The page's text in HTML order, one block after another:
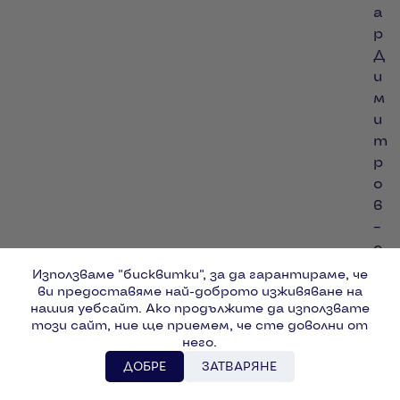
Използваме "бисквитки", за да гарантираме, че
ви предоставяме най-доброто изживяване на
нашия уебсайт. Ако продължите да използвате
този сайт, ние ще приемем, че сте доволни от
него.
ДОБРЕ ЗАТВАРЯНЕ
а
р
Д
и
м
и
т
р
о
в
–
с